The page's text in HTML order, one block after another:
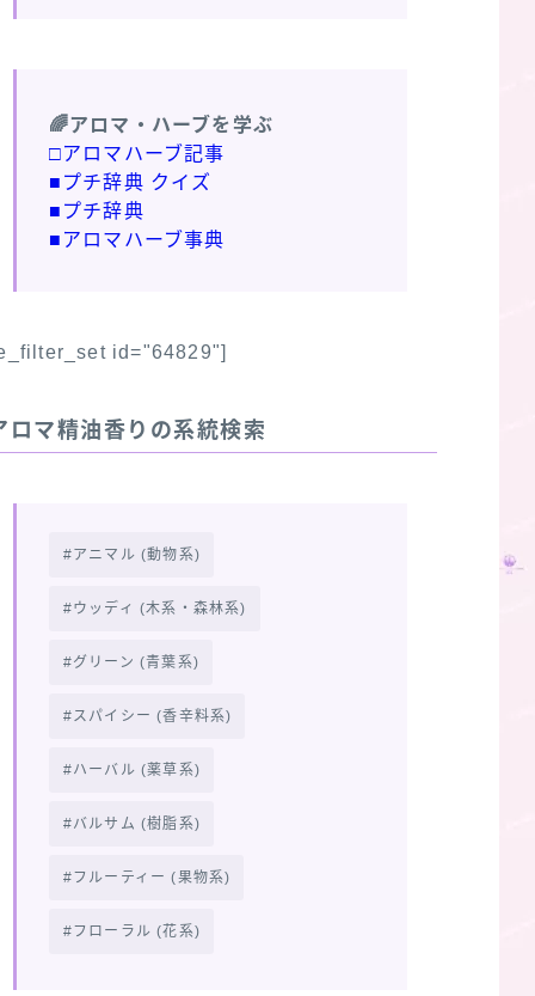
🌈アロマ・ハーブを学ぶ
□アロマハーブ記事
■プチ辞典 クイズ
■プチ辞典
■アロマハーブ事典
id="64829"]
ロマ精油香りの系統検索
アニマル (動物系)
ウッディ (木系・森林系)
グリーン (青葉系)
スパイシー (香辛料系)
ハーバル (薬草系)
バルサム (樹脂系)
フルーティー (果物系)
フローラル (花系)